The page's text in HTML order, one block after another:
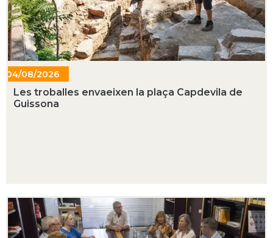
04/08/2026
- 16:33
Les troballes envaeixen la plaça Capdevila de
Guissona